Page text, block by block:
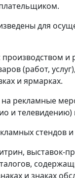
для
и
(работ,
и ярмарках.
рекламные
и
стендов
выставок-
и знаках